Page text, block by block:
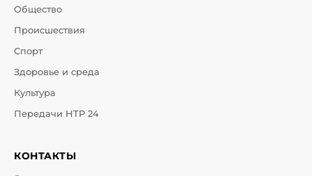
Общество
Происшествия
Спорт
Здоровье и среда
Культура
Передачи НТР 24
КОНТАКТЫ